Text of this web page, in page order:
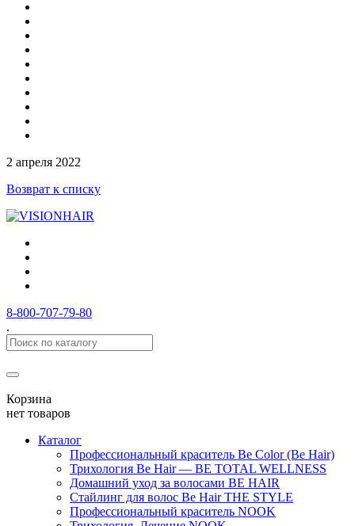
2 апреля 2022
Возврат к списку
8-800-707-79-80
.
Корзина
нет товаров
Каталог
Профессиональный краситель Be Color (Be Hair)
Трихология Be Hair — BE TOTAL WELLNESS
Домашний уход за волосами BE HAIR
Стайлинг для волос Be Hair THE STYLE
Профессиональный краситель NOOK